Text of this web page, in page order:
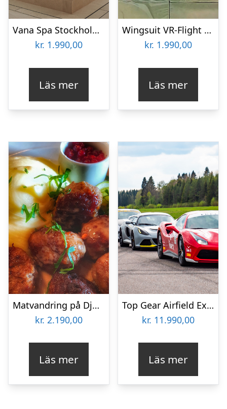
Vana Spa Stockholm för två
kr. 1.990,00
Läs mer
Wingsuit VR-Flight för två
kr. 1.990,00
Läs mer
Matvandring på Djurgården för två
kr. 2.190,00
Läs mer
Top Gear Airfield Experience för två
kr. 11.990,00
Läs mer